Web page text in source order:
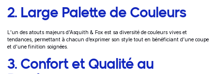
2. Large Palette de Couleurs
L’un des atouts majeurs d’Asquith & Fox est sa diversité de couleurs vives et
tendances, permettant à chacun d’exprimer son style tout en bénéficiant d’une coupe
et d’une finition soignées.
3. Confort et Qualité au